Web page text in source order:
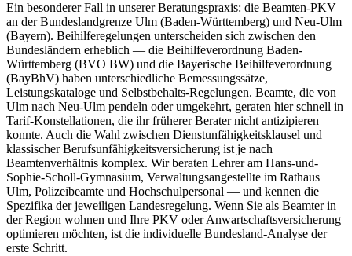
Ein besonderer Fall in unserer Beratungspraxis: die Beamten-PKV
an der Bundeslandgrenze Ulm (Baden-Württemberg) und Neu-Ulm
(Bayern). Beihilferegelungen unterscheiden sich zwischen den
Bundesländern erheblich — die Beihilfeverordnung Baden-
Württemberg (BVO BW) und die Bayerische Beihilfeverordnung
(BayBhV) haben unterschiedliche Bemessungssätze,
Leistungskataloge und Selbstbehalts-Regelungen. Beamte, die von
Ulm nach Neu-Ulm pendeln oder umgekehrt, geraten hier schnell in
Tarif-Konstellationen, die ihr früherer Berater nicht antizipieren
konnte. Auch die Wahl zwischen Dienstunfähigkeitsklausel und
klassischer Berufsunfähigkeitsversicherung ist je nach
Beamtenverhältnis komplex. Wir beraten Lehrer am Hans-und-
Sophie-Scholl-Gymnasium, Verwaltungsangestellte im Rathaus
Ulm, Polizeibeamte und Hochschulpersonal — und kennen die
Spezifika der jeweiligen Landesregelung. Wenn Sie als Beamter in
der Region wohnen und Ihre PKV oder Anwartschaftsversicherung
optimieren möchten, ist die individuelle Bundesland-Analyse der
erste Schritt.